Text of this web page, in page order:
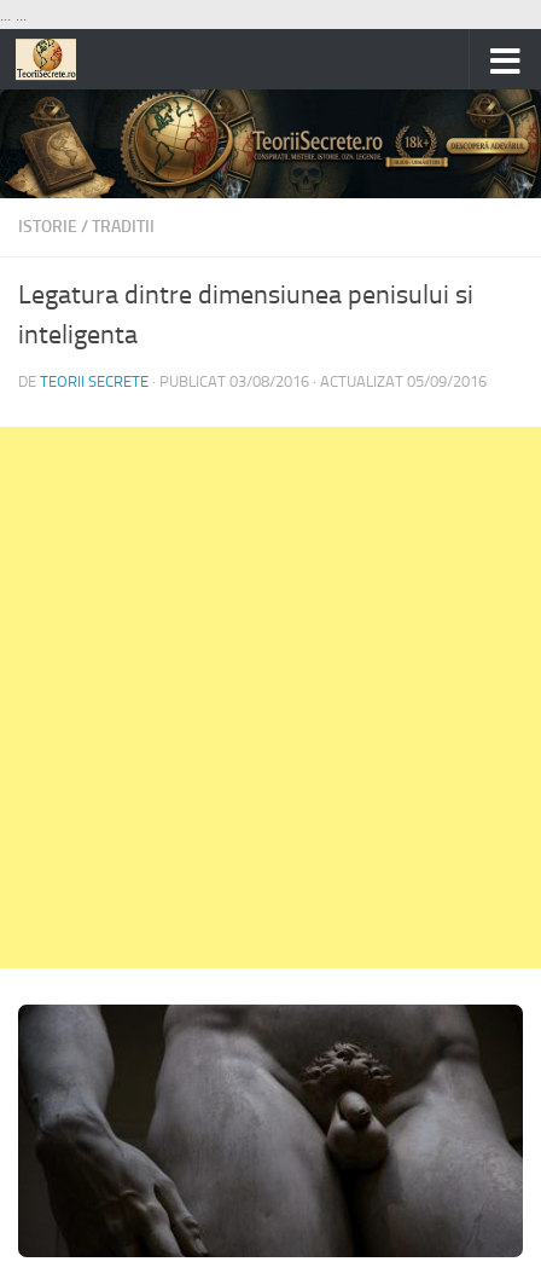
... ...
Skip to content
ISTORIE /TRADITII
Legatura dintre dimensiunea penisului si
inteligenta
DE TEORII SECRETE · PUBLICAT 03/08/2016 · ACTUALIZAT 05/09/2016